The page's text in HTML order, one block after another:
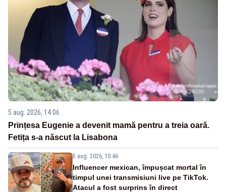
5 aug. 2026, 14:06
Prințesa Eugenie a devenit mamă pentru a treia oară.
Fetița s-a născut la Lisabona
5 aug. 2026, 10:46
Influencer mexican, împușcat mortal în
timpul unei transmisiuni live pe TikTok.
Atacul a fost surprins în direct